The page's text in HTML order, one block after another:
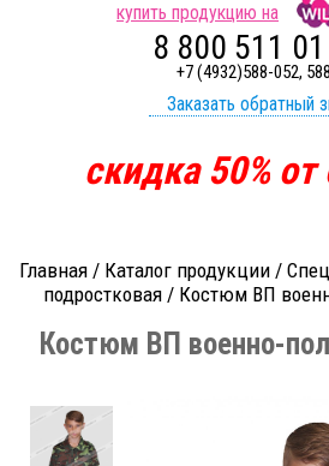
купить продукцию на
8 800 511
+7 (4932)588-052,
Заказать обратный
скидка50%от
Главная/ Каталог продукции/
подростковая / Костюм ВП
Костюм ВП военно-